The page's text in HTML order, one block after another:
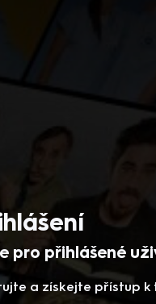
pro přihlášené
a získejte přístup